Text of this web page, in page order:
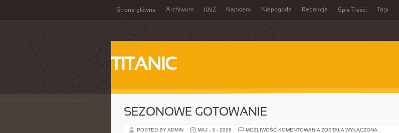
Strona główna Archiwum KNŻ Napisem Niepogoda Redakcja Spis Treści Tagi
TITANIC
SEZONOWE GOTOWANIE
POSTED BY ADMIN MAJ - 3 - 2026 MOŻLIWOŚĆ KOMENTOWANIA SEZONOWE
ZOSTAŁA WYŁĄCZONA